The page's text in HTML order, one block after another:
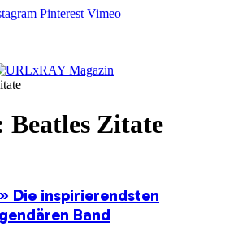
Pinterest Vimeo
Beatles Zitate
Die inspirierendsten
Band